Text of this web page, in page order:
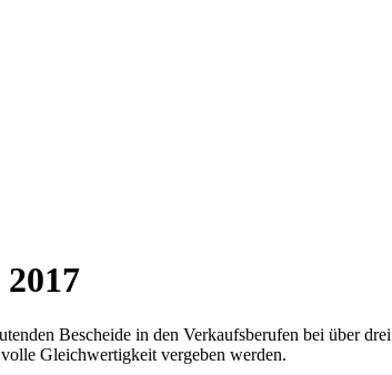
Bescheide in den Verkaufsberufen bei über
Gleichwertigkeit vergeben werden.